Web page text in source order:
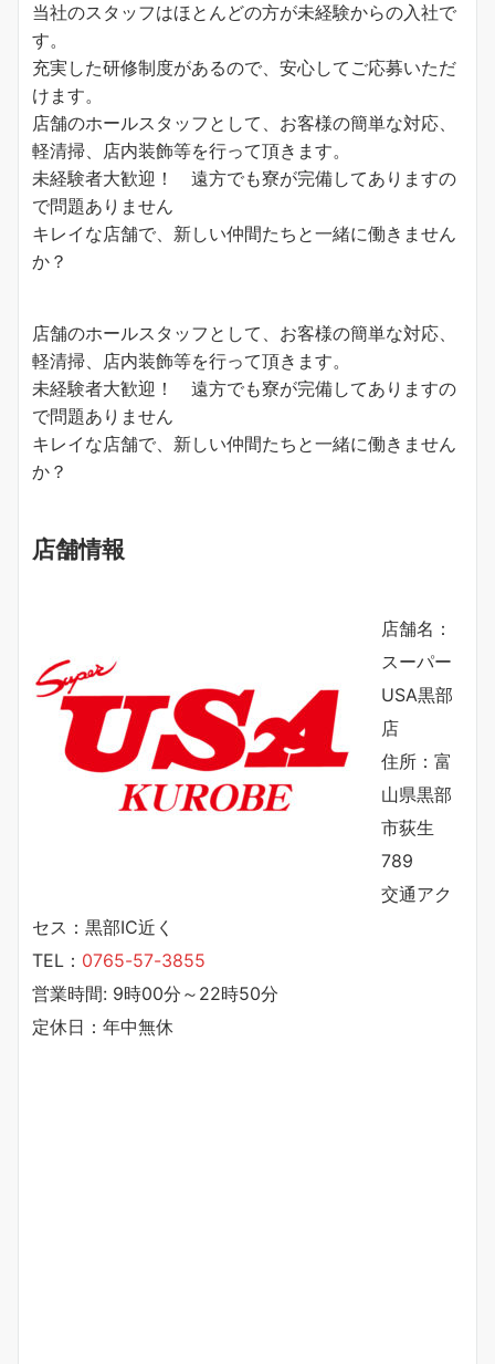
当社のスタッフはほとんどの方が未経験からの入社で
す。
充実した研修制度があるので、安心してご応募いただ
けます。
店舗のホールスタッフとして、お客様の簡単な対応、
軽清掃、店内装飾等を行って頂きます。
未経験者大歓迎！ 遠方でも寮が完備してありますの
で問題ありません
キレイな店舗で、新しい仲間たちと一緒に働きません
か？
店舗のホールスタッフとして、お客様の簡単な対応、
軽清掃、店内装飾等を行って頂きます。
未経験者大歓迎！ 遠方でも寮が完備してありますの
で問題ありません
キレイな店舗で、新しい仲間たちと一緒に働きません
か？
店舗情報
店舗名：
スーパー
USA黒部
店
住所：富
山県黒部
市荻生
789
交通アク
セス：黒部IC近く
TEL： 0765-57-3855
営業時間: 9時00分～22時50分
定休日：年中無休